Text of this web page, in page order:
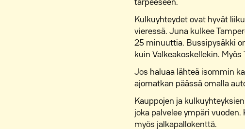
tarpeeseen.
Kulkuyhteydet ovat hyvät
vieressä. Juna kulkee
25 minuuttia. Bussipysäkki
kuin Valkeakoskellekin.
Jos haluaa lähteä isommin
ajomatkan päässä omalla
Kauppojen ja
joka palvelee ympäri
myös jalkapallokenttä.